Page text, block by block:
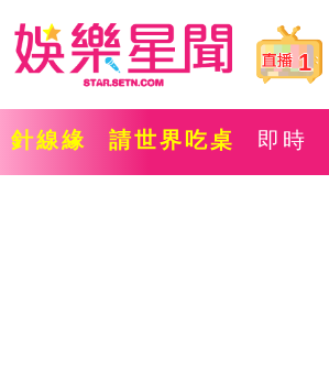
1
針線緣 請世界吃桌 即時